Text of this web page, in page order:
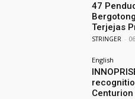
47
Terjejas
STRINGER -
English